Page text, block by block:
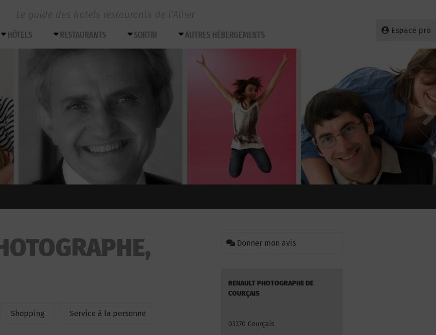
Le guide des hotels restaurants de l’Allier
Espace pro
HÔTELS RESTAURANTS SORTIR AUTRES HÉBERGEMENTS
Shopping Service à la personne
Donner mon avis
RENAULT PHOTOGRAPHE DE
COURÇAIS
03370 Courçais